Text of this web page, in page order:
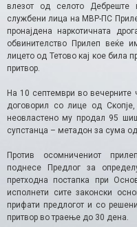
влезот од селото Дебреште
службени лица на МВР-ПС
пронајдена наркотичната
обвинителство Прилеп веќе
лицето од Тетово кај кое била
притвор.
На 10 септември во вечерните
договорил со лице од
неовластено му продал 95
супстанца – метадон за сума
Против осомничениот
поднесе Предлог за
претходна постапка при
исполнети сите законски
прифати предлогот и со
притвор во траење до 30 дена.